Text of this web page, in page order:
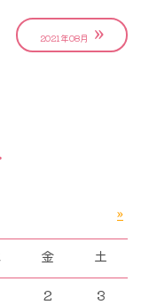
探しているよう
アサリはこれ
めて見つけられ
空っぽの貝殻を
しょう。
そういった年齢
暮らしなさ
たからこうして
ったのだから、
ったとのこと
に数が少ないた
患者さんでは、
者さん全体と比
立した概念で
2021年08月 »
»
金
土
2 3